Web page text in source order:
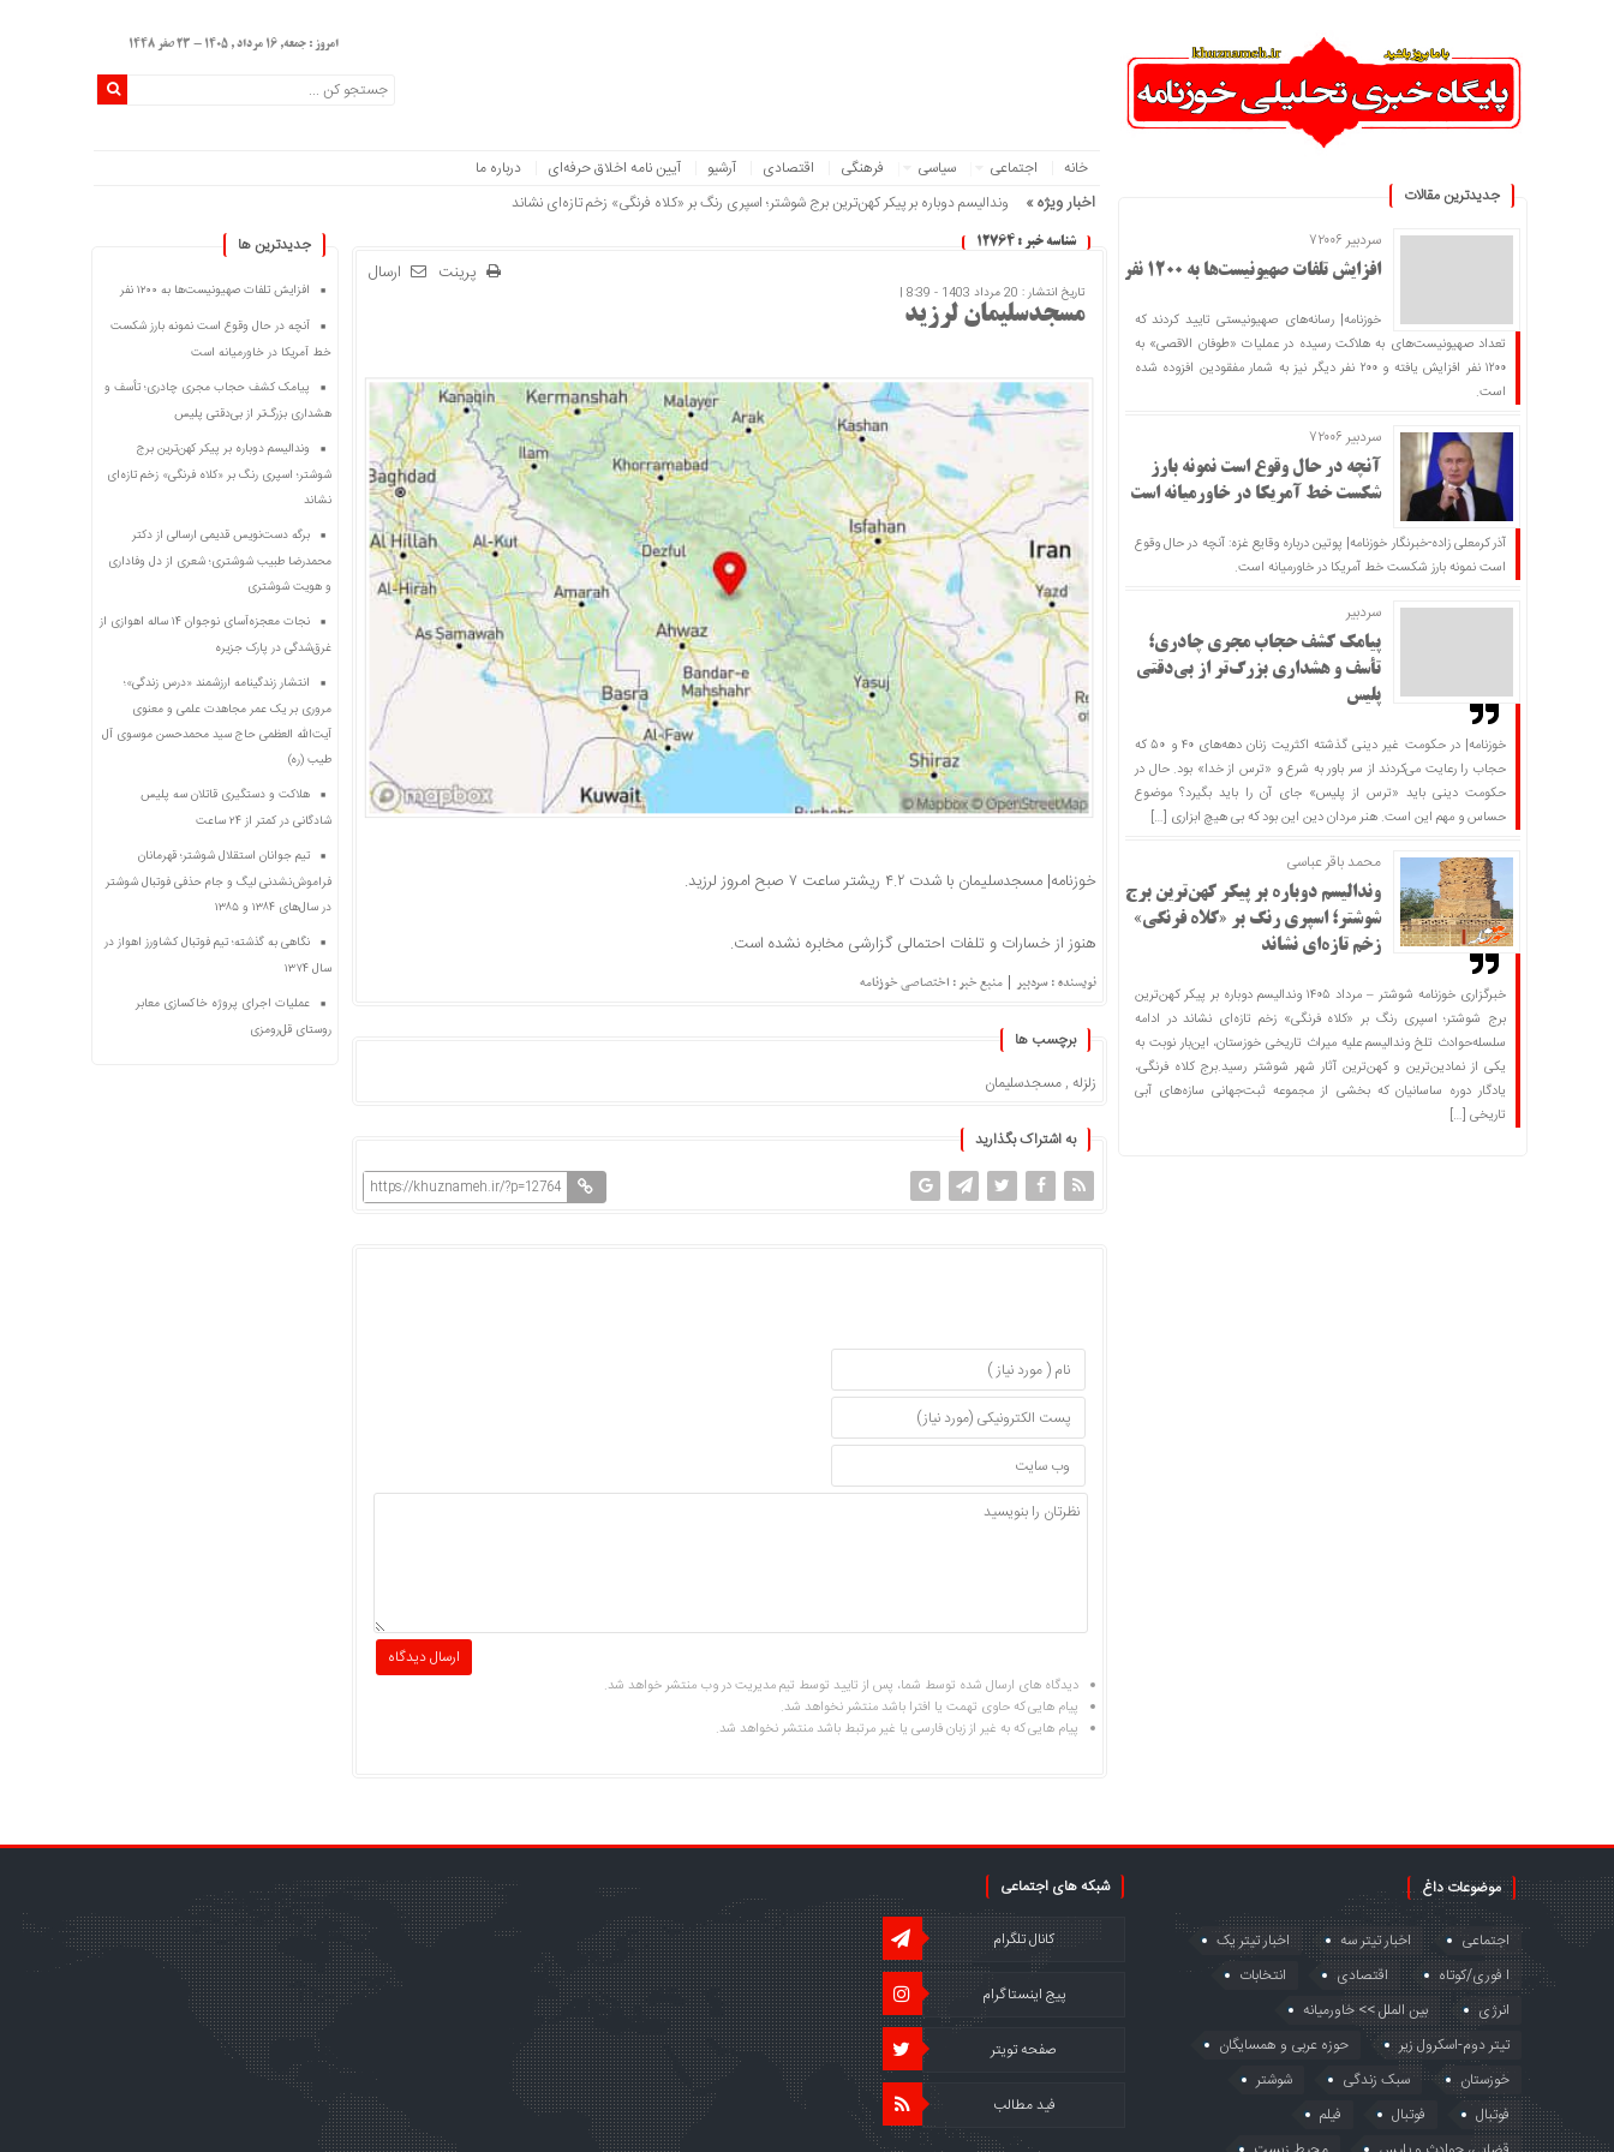
جدیدترین مقالات
سردبیر ۷۲۰۰۶
افزایش تلفات صهیونیست‌ها به ۱۲۰۰ نفر
خوزنامه| رسانه‌های صهیونیستی تایید کردند که
تعداد صهیونیست‌های به هلاکت رسیده در عملیات «طوفان الاقصی» به
۱۲۰۰ نفر افزایش یافته و ۲۰۰ نفر دیگر نیز به شمار مفقودین افزوده شده
است.
سردبیر ۷۲۰۰۶
آنچه در حال وقوع است نمونه بارز
شکست خط آمریکا در خاورمیانه است
آذر کرمعلی زاده-خبرنگار خوزنامه| پوتین درباره وقایع غزه: آنچه در حال وقوع
است نمونه بارز شکست خط آمریکا در خاورمیانه است.
سردبير
پیامک کشف حجاب مجری چادری؛
تأسف و هشداری بزرگ‌تر از بی‌دقتی
پلیس
خوزنامه| در حکومت غیر دینی گذشته اکثریت زنان دهه‌های ۴۰ و ۵۰ که
حجاب را رعایت می‌کردند از سر باور به شرع و «ترس از خدا» بود. حال در
حکومت دینی باید «ترس از پلیس» جای آن را باید بگیرد؟ موضوع
حساس و مهم این است. هنر مردان دین این بود که بی هیچ ابزاری […]
محمد باقر عباسی
وندالیسم دوباره بر پیکر کهن‌ترین برج
شوشتر؛ اسپری رنگ بر «کلاه فرنگی»
زخم تازه‌ای نشاند
خبرگزاری خوزنامه شوشتر – مرداد ۱۴۰۵ وندالیسم دوباره بر پیکر کهن‌ترین
برج شوشتر؛ اسپری رنگ بر «کلاه فرنگی» زخم تازه‌ای نشاند در ادامه
سلسله‌حوادث تلخ وندالیسم علیه میراث تاریخی خوزستان، این‌بار نوبت به
یکی از نمادین‌ترین و کهن‌ترین آثار شهر شوشتر رسید.برج کلاه فرنگی،
یادگار دوره ساسانیان که بخشی از مجموعه ثبت‌جهانی سازه‌های آبی
تاریخی […]
امروز : جمعه, ۱۶ مرداد , ۱۴۰۵ - 23 صفر 1448
خانه اجتماعی سیاسی فرهنگی اقتصادی آرشیو آیین نامه اخلاق حرفه‌ای درباره ما
اخبار ویژه » ب
شناسه خبر : 12764
ارسال پرینت
تاریخ انتشار : 20 مرداد 1403 - 8:39 |
مسجدسلیمان لرزید
خوزنامه| مسجدسلیمان با شدت ۴.۲ ریشتر ساعت ۷ صبح امروز لرزید.
هنوز از خسارات و تلفات احتمالی گزارشی مخابره نشده است.
نویسنده : سردبیر | منبع خبر : اختصاصی خوزنامه
برچسب ها
زلزله ,مسجدسلیمان
به اشتراک بگذارید
https://khuznameh.ir/?p=12764
دیدگاه های ارسال شده توسط شما، پس از تایید توسط تیم مدیریت در وب منتشر خواهد شد.
پیام هایی که حاوی تهمت یا افترا باشد منتشر نخواهد شد.
پیام هایی که به غیر از زبان فارسی یا غیر مرتبط باشد منتشر نخواهد شد.
جديدترين ها
افزایش تلفات صهیونیست‌ها به ۱۲۰۰ نفر
آنچه در حال وقوع است نمونه بارز شکست
خط آمریکا در خاورمیانه است
پیامک کشف حجاب مجری چادری؛ تأسف و
هشداری بزرگ‌تر از بی‌دقتی پلیس
وندالیسم دوباره بر پیکر کهن‌ترین برج
شوشتر؛ اسپری رنگ بر «کلاه فرنگی» زخم تازه‌ای
نشاند
برگه دست‌نویس قدیمی ارسالی از دکتر
محمدرضا طبیب شوشتری؛ شعری از دل وفاداری
و هویت شوشتری
نجات معجزه‌آسای نوجوان ۱۴ ساله اهوازی از
غرق‌شدگی در پارک جزیره
انتشار زندگینامه ارزشمند «درس زندگی»؛
مروری بر یک عمر مجاهدت علمی و معنوی
آیت‌الله العظمی حاج سید محمدحسن موسوی آل
طیب (ره)
هلاکت و دستگیری قاتلان سه پلیس
شادگانی در کمتر از ۲۴ ساعت
تیم جوانان استقلال شوشتر؛ قهرمانان
فراموش‌نشدنی لیگ و جام حذفی فوتبال شوشتر
در سال‌های ۱۳۸۴ و ۱۳۸۵
نگاهی به گذشته؛ تیم فوتبال کشاورز اهواز در
سال ۱۳۷۴
عملیات اجرای پروژه خاکسازی معابر
روستای قل‌رومزی
موضوعات داغ
اجتماعی اخبار تیتر سه
اخبار تیتر یک
ا فوری/کوتاه
اقتصادی
انتخابات
انرژی
بین الملل >> خاورمیانه
تیتر دوم-اسکرول زیر
حوزه عربی و همسایگان
خوزستان
سبک زندگی
شوشتر
فوتبال
فوتبال
فیلم
شبکه های اجتماعی
کانال تلگرام
پیج اینستاگرام
صفحه تویتر
فید مطالب